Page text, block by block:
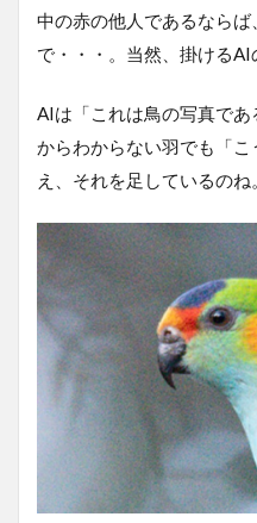
中の赤の他人であるなら
で・・・。当然、掛けるAI
AIは「これは鳥の写真で
からわからない羽でも「
え、それを足しているのね